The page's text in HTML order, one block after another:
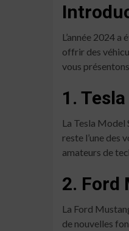
L’année 2024
offrir des
vous
1.
La Tesla Model
reste l’une des
amateurs de
2. Ford
La Ford
de nouvelles